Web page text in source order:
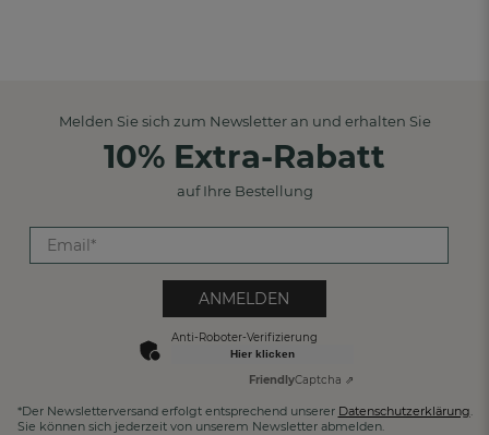
Melden Sie sich zum Newsletter an und erhalten Sie
10% Extra-Rabatt
auf Ihre Bestellung
ANMELDEN
Anti-Roboter-Verifizierung
Hier klicken
FriendlyCaptcha ⇗
*Der Newsletterversand erfolgt entsprechend unserer Datenschutzerklärung.
Sie können sich jederzeit von unserem Newsletter abmelden.